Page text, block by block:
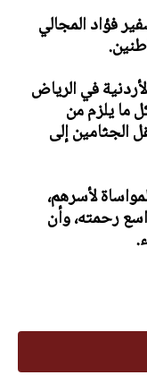
فؤاد المجالي
في الرياض
ما يلزم من
الجثامين إلى
لأسرهم،
رحمته، وأن